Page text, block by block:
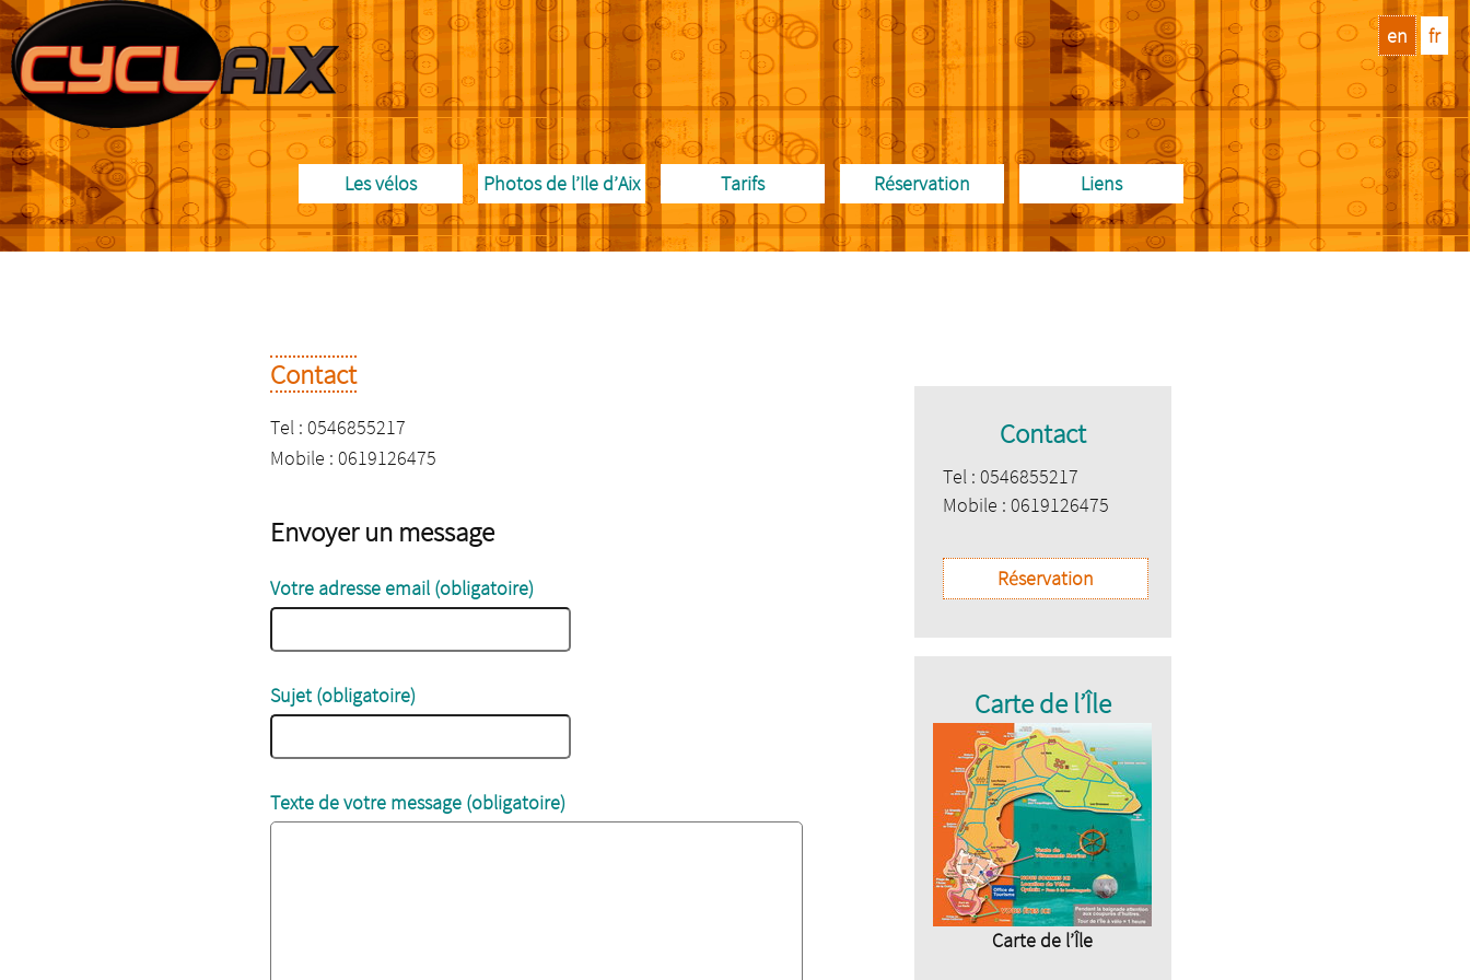
en fr
Les vélos Photos de l’Ile d’Aix Tarifs Réservation Liens
Contact
Tel : 0546855217
Mobile : 0619126475
Envoyer un message
Votre adresse email (obligatoire)
Sujet (obligatoire)
Texte de votre message (obligatoire)
Contact
Tel : 0546855217
Mobile : 0619126475
Réservation
Carte de l’Île
Carte de l’Île